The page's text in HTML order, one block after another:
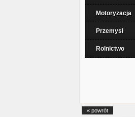
Motoryzacja
Przemysł
Rolnictwo
« powrót